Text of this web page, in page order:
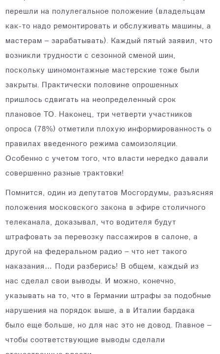
перешли на полулегальное положение (владельцам
как-то надо ремонтировать и обслуживать машины, а
мастерам – зарабатывать). Каждый пятый заявил, что
возникли трудности с сезонной сменой шин,
поскольку шиномонтажные мастерские тоже были
закрыты. Практически половине опрошенных
пришлось сдвигать на неопределенный срок
плановое ТО. Наконец, три четверти участников
опроса (78%) отметили плохую информированность о
правилах введенного режима самоизоляции.
Особенно с учетом того, что власти нередко давали
совершенно разные трактовки!
Помнится, один из депутатов Мосгордумы, разъясняя
положения московского закона в эфире столичного
телеканала, доказывал, что водителя будут
штрафовать за перевозку пассажиров в салоне, а
другой на федеральном радио – что нет такого
наказания… Поди разберись! В общем, каждый из
нас сделал свои выводы. И можно, конечно,
указывать на то, что в Германии штрафы за подобные
нарушения на порядок выше, а в Италии бардака
было еще больше, но для нас это не довод. Главное –
чтобы соответствующие выводы сделали